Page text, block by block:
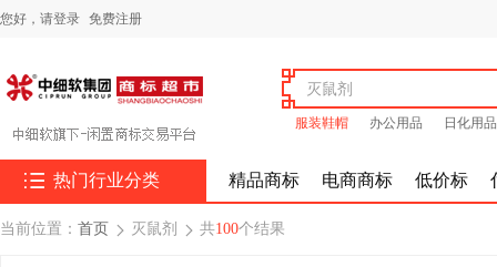
您好， 请登录 免费注册
服装鞋帽 办公用品 日化用品
 热门行业分类 精品商标 电商商标 低价标
当前位置： 首页  灭鼠剂  共100个结果